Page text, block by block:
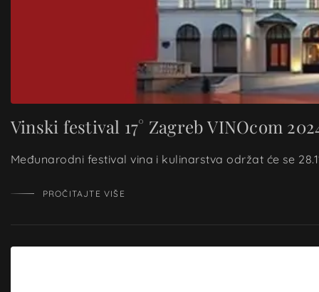
Vinski festival 17° Zagreb VINOcom
Međunarodni festival vina i kulinarstva održat će se
PROČITAJTE VIŠE